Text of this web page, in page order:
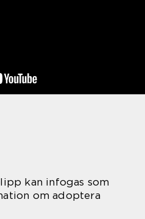
kan infogas som
om adoptera